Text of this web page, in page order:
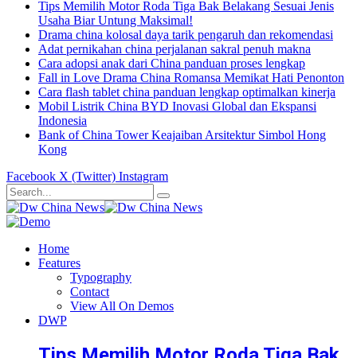
Tips Memilih Motor Roda Tiga Bak Belakang Sesuai Jenis
Usaha Biar Untung Maksimal!
Drama china kolosal daya tarik pengaruh dan rekomendasi
Adat pernikahan china perjalanan sakral penuh makna
Cara adopsi anak dari China panduan proses lengkap
Fall in Love Drama China Romansa Memikat Hati Penonton
Cara flash tablet china panduan lengkap optimalkan kinerja
Mobil Listrik China BYD Inovasi Global dan Ekspansi
Indonesia
Bank of China Tower Keajaiban Arsitektur Simbol Hong
Kong
Facebook X (Twitter) Instagram
Home
Features
Typography
Contact
View All On Demos
DWP